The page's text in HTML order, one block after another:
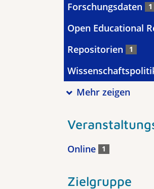
Forschungsdaten 1
Open Educational
Repositorien 1
Mehr zeigen
Online 1
Zielgruppe